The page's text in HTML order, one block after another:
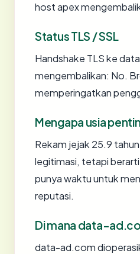
host apex
Status TLS / SSL
Handshake TLS ke
mengembalikan: No.
memperingatkan
Mengapa usia
Rekam jejak 25.9
legitimasi, tetapi berarti
punya waktu untuk
reputasi.
Di mana data-
data-ad.com